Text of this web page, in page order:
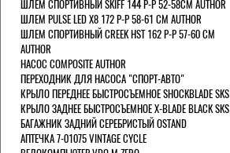
ШЛЕМ СПОРТИВНЫЙ SKIFF 144 Р-Р 52-58СМ AUTHOR
ШЛЕМ PULSE LED X8 172 Р-Р 58-61 СМ AUTHOR
ШЛЕМ СПОРТИВНЫЙ CREEK HST 162 Р-Р 57-60 СМ
AUTHOR
НАСОС COMPOSITE AUTHOR
ПЕРЕХОДНИК ДЛЯ НАСОСА "СПОРТ-АВТО"
КРЫЛО ПЕРЕДНЕЕ БЫСТРОСЪЕМНОЕ SHOCKBLADE SKS
КРЫЛО ЗАДНЕЕ БЫСТРОСЪЕМНОЕ X-BLADE BLACK SKS
БАГАЖНИК ЗАДНИЙ СЕРЕБРИСТЫЙ OSTAND
АПТЕЧКА 7-01075 VINTAGE CYCLE